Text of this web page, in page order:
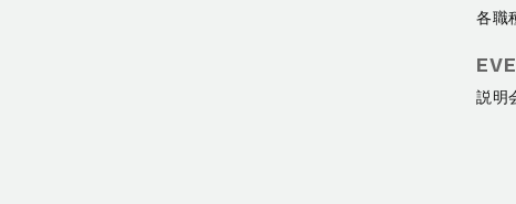
各職
説明